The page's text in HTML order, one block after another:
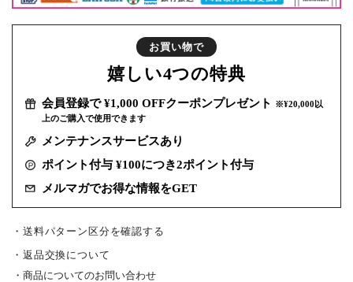
お買い物で
嬉しい4つの特典
会員登録で ¥1,000 OFFクーポンプレゼント
※¥20,000以
上のご購入で使用できます
メンテナンスサービスあり
ポイント付与 ¥100につき2ポイント付与
メルマガでお得な情報をGET
・送料パターン区分を確認する
返品交換について
商品についてのお問い合わせ